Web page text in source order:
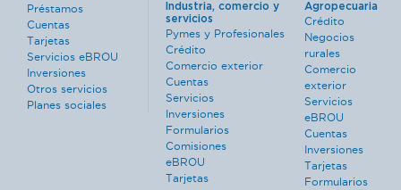
Préstamos
Cuentas
Tarjetas
Servicios eBROU
Inversiones
Otros servicios
Planes sociales
Industria, comercio y
servicios
Pymes y Profesionales
Crédito
Comercio exterior
Cuentas
Servicios
Inversiones
Formularios
Comisiones
eBROU
Tarjetas
Agropecuaria
Crédito
Negocios
rurales
Comercio
exterior
Servicios
eBROU
Cuentas
Inversiones
Tarjetas
Formularios